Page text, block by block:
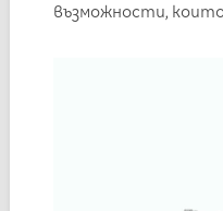
възможности,